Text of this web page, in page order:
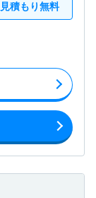
見積もり無料